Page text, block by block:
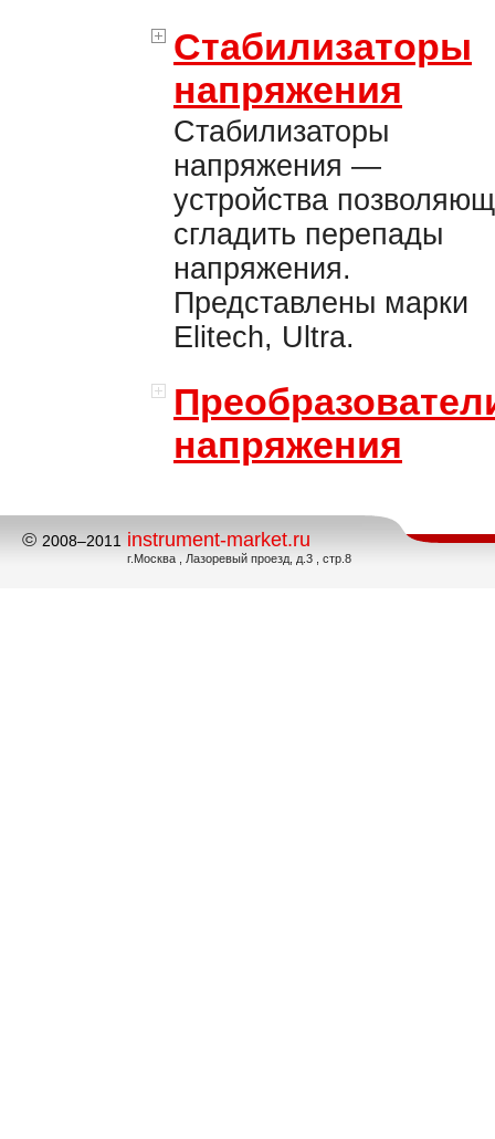
Стабилизаторы
напряжения
Стабилизаторы
напряжения —
устройства
сгладить перепады
напряжения.
Представлены марки
Elitech, Ultra.
напряжения
© 2008–2011 instrument-market.ru
г.Москва , Лазоревый проезд, д.3 , стр.8